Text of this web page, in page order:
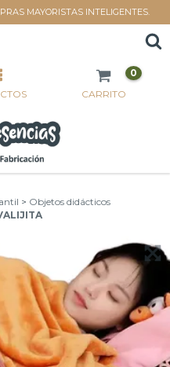
MAYORISTAS INTELIGENTES.
CARRITO
0
> Objetos didácticos